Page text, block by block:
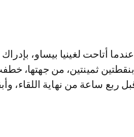
أتاحت لغينيا بيساو، بإدراك
ثمينتين، من جهتها،
ربع ساعة من نهاية اللقاء،